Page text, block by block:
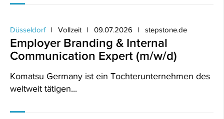
Düsseldorf Vollzeit 09.07.2026 stepstone.de
Employer Branding & Internal
Communication Expert (m/w/d)
Komatsu Germany ist ein Tochterunternehmen des
weltweit tätigen...